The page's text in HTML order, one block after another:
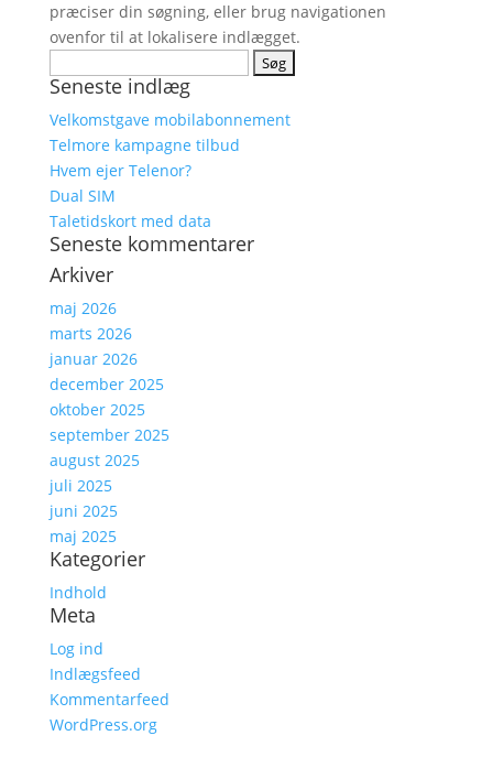
præciser din søgning, eller brug navigationen
ovenfor til at lokalisere indlægget.
efter:
Seneste indlæg
Velkomstgave mobilabonnement
Telmore kampagne tilbud
Hvem ejer Telenor?
Dual SIM
Taletidskort med data
Seneste kommentarer
Arkiver
maj 2026
marts 2026
januar 2026
december 2025
oktober 2025
september 2025
august 2025
juli 2025
juni 2025
maj 2025
Kategorier
Indhold
Meta
Log ind
Indlægsfeed
Kommentarfeed
WordPress.org